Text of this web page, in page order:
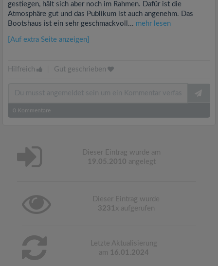
gestiegen, hält sich aber noch im Rahmen. Dafür ist die
Atmosphäre gut und das Publikum ist auch angenehm. Das
Bootshaus ist ein sehr geschmackvoll... mehr lesen
[Auf extra Seite anzeigen]
Hilfreich Gut geschrieben
0 Kommentare
Dieser Eintrag wurde am
19.05.2010 angelegt
Dieser Eintrag wurde
3231 x aufgerufen
Letzte Aktualisierung
am 16.01.2024